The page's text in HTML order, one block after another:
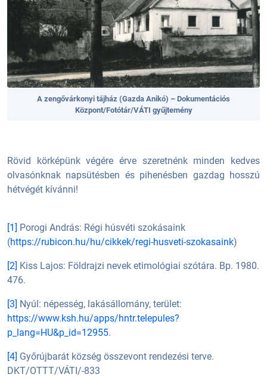
A zengővárkonyi tájház (Gazda Anikó) – Dokumentációs
Központ/Fotótár/VÁTI gyűjtemény
Rövid körképünk végére érve szeretnénk minden kedves
olvasónknak napsütésben és pihenésben gazdag hosszú
hétvégét kívánni!
[1] Porogi András: Régi húsvéti szokásaink
(https://rubicon.hu/hu/cikkek/regi-husveti-szokasaink)
[2] Kiss Lajos: Földrajzi nevek etimológiai szótára. Bp. 1980.
476.
[3] Nyúl: népesség, lakásállomány, terület:
https://www.ksh.hu/apps/hntr.telepules?
p_lang=HU&p_id=12955.
[4] Győrújbarát község összevont rendezési terve.
DKT/OTTT/VÁTI/-833